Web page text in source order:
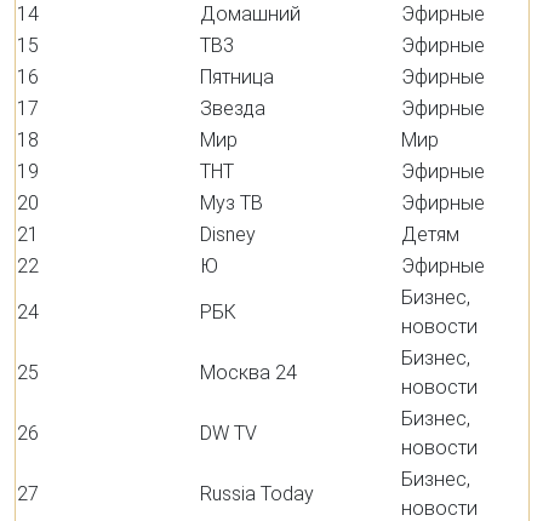
14
Домашний
Эфирные
15
ТВ3
Эфирные
16
Пятница
Эфирные
17
Звезда
Эфирные
18
Мир
Мир
19
ТНТ
Эфирные
20
Муз ТВ
Эфирные
21
Disney
Детям
22
Ю
Эфирные
24
РБК
Бизнес,
новости
25
Москва 24
Бизнес,
новости
26
DW TV
Бизнес,
новости
27
Russia Today
Бизнес,
новости